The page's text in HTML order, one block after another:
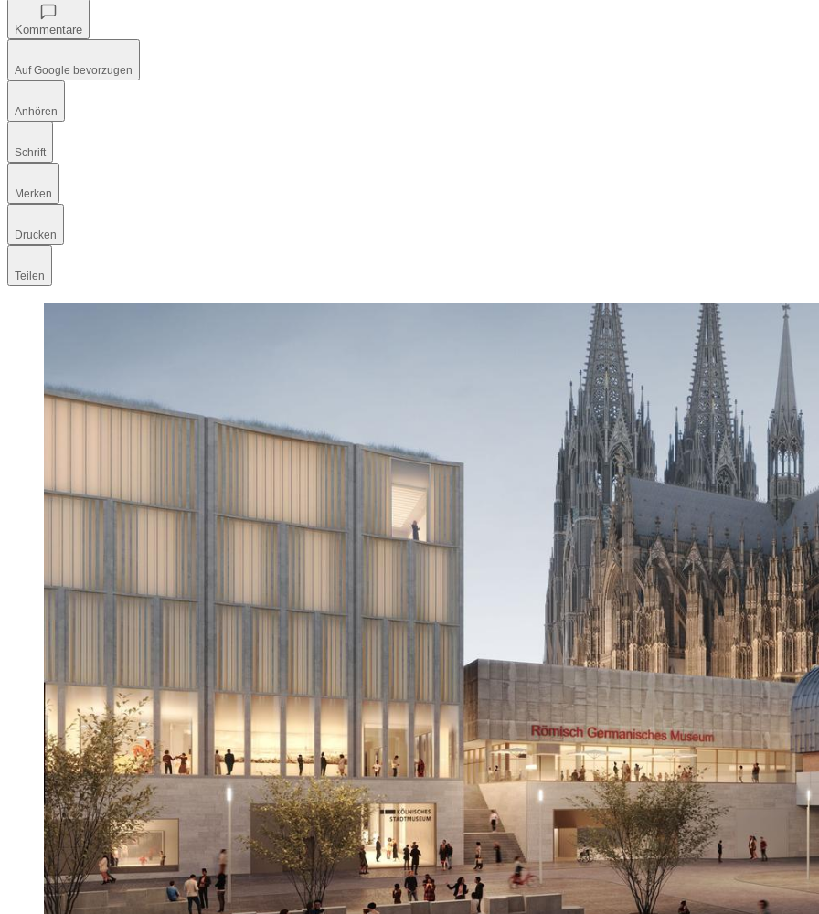
Kommentare
Auf Google bevorzugen
Anhören
Schrift
Merken
Drucken
Teilen